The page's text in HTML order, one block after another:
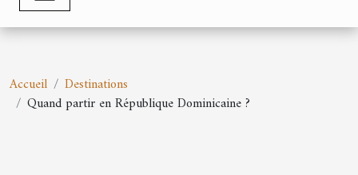
Accueil
Destinations
Quand partir en République Dominicaine ?